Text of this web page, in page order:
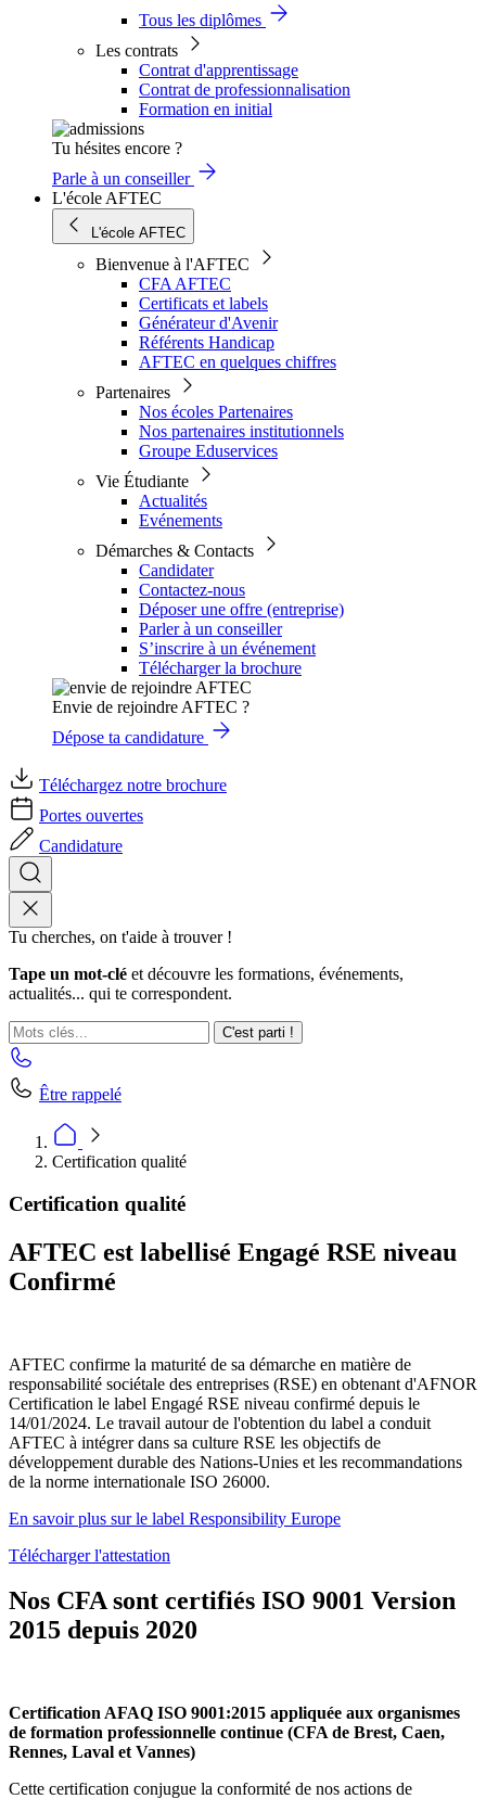
Tous les diplômes
Les contrats
Contrat d'apprentissage
Contrat de professionnalisation
Formation en initial
Tu hésites encore ?
Parle à un conseiller
L'école AFTEC
L'école AFTEC
Bienvenue à l'AFTEC
CFA AFTEC
Certificats et labels
Générateur d'Avenir
Référents Handicap
AFTEC en quelques chiffres
Partenaires
Nos écoles Partenaires
Nos partenaires institutionnels
Groupe Eduservices
Vie Étudiante
Actualités
Evénements
Démarches & Contacts
Candidater
Contactez-nous
Déposer une offre (entreprise)
Parler à un conseiller
S’inscrire à un événement
Télécharger la brochure
Envie de rejoindre AFTEC ?
Dépose ta candidature
Téléchargez notre brochure
Portes ouvertes
Candidature
Tu cherches, on t'aide à trouver !
Tape un mot-clé et découvre les formations, événements,
actualités... qui te correspondent.
C'est parti !
Être rappelé
Certification qualité
Certification qualité
AFTEC est labellisé Engagé RSE niveau
Confirmé
AFTEC confirme la maturité de sa démarche en matière de
responsabilité sociétale des entreprises (RSE) en obtenant d'AFNOR
Certification le label Engagé RSE niveau confirmé depuis le
14/01/2024. Le travail autour de l'obtention du label a conduit
AFTEC à intégrer dans sa culture RSE les objectifs de
développement durable des Nations-Unies et les recommandations
de la norme internationale ISO 26000.
En savoir plus sur le label Responsibility Europe
Télécharger l'attestation
Nos CFA sont certifiés ISO 9001 Version
2015 depuis 2020
Certification AFAQ ISO 9001:2015 appliquée aux organismes
de formation professionnelle continue (CFA de Brest, Caen,
Rennes, Laval et Vannes)
Cette certification conjugue la conformité de nos actions de